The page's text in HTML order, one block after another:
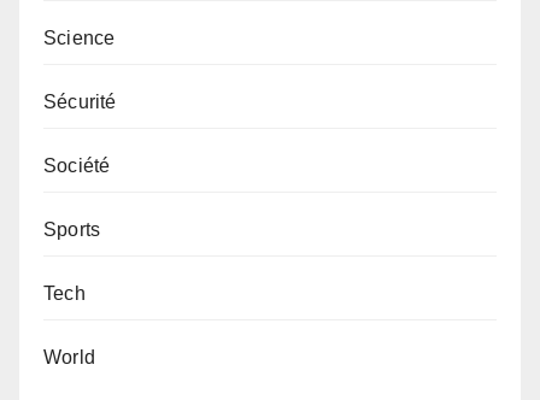
Science
Sécurité
Société
Sports
Tech
World